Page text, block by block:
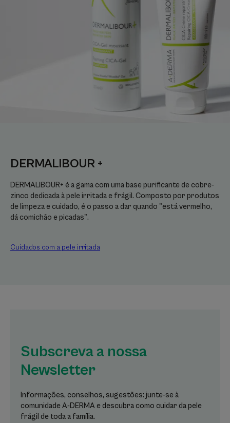
DERMALIBOUR +
DERMALIBOUR+ é a gama com uma base purificante de cobre-
zinco dedicada à pele irritada e frágil. Composto por produtos
de limpeza e cuidado, é o passo a dar quando "está vermelho,
dá comichão e picadas".
Cuidados com a pele irritada
Subscreva a nossa
Newsletter
Informações, conselhos, sugestões: junte-se à
comunidade A-DERMA e descubra como cuidar da pele
frágil de toda a família.